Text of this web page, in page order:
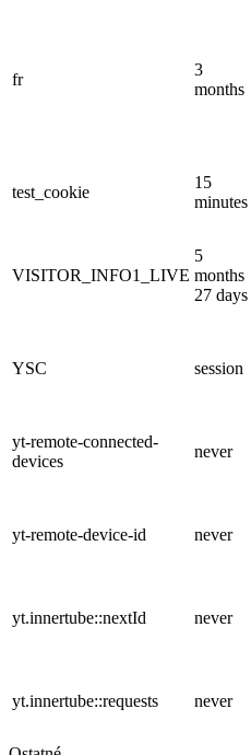
fr
3
months
test_cookie
15
minutes
VISITOR_INFO1_LIVE
5
months
27 days
YSC session
yt-remote-connected-
devices
never
yt-remote-device-id never
yt.innertube::nextId never
yt.innertube::requests never